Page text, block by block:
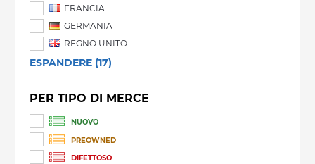
FRANCIA
GERMANIA
REGNO UNITO
ESPANDERE (17)
PER TIPO DI MERCE
NUOVO
PREOWNED
DIFETTOSO